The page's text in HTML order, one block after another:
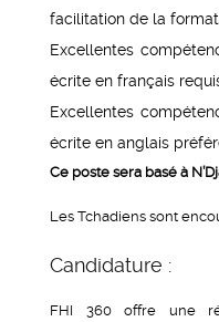
facilitation de la
Excellentes
écrite en français
Excellentes
écrite en anglais
Ce poste sera basé à
Les Tchadiens sont
Candidature :
FHI 360 offre une